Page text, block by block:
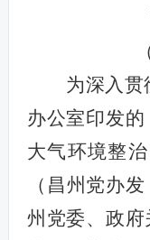
为深入贯
办公室印发
大气环境整治
（昌州党办
州党委、政府